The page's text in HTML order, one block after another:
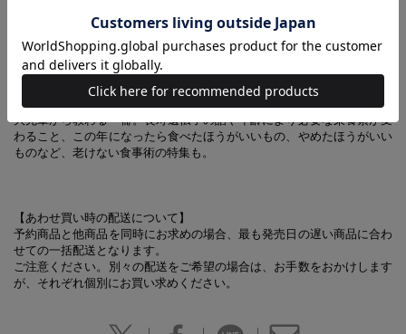
長寿時代の今、延ばしたいのは健康寿命です! 暮らしを謳歌している90
歳超えのご長寿の方には、食事や運動などのマイルールやルーティンが
ありました。病気や入院をせず元気であり続ける健康寿命の延ばし方を
大先輩から教わる一冊。長寿遺伝子の話や年齢により必要な栄養素が変
わること、この年になったら食べたほうがいいもの、やめたほうがいい
ものなど、老けない食事術の特集も。
【あわせ買い時の配送について】
予約商品と他商品を同時にお求めの場合、最も発売日の遅い商品に合わ
せての一括配送となります。
ご注意ください。別々の配送をご希望の場合は、お手数をおかけします
が、それぞれ個別にお買い求めください。